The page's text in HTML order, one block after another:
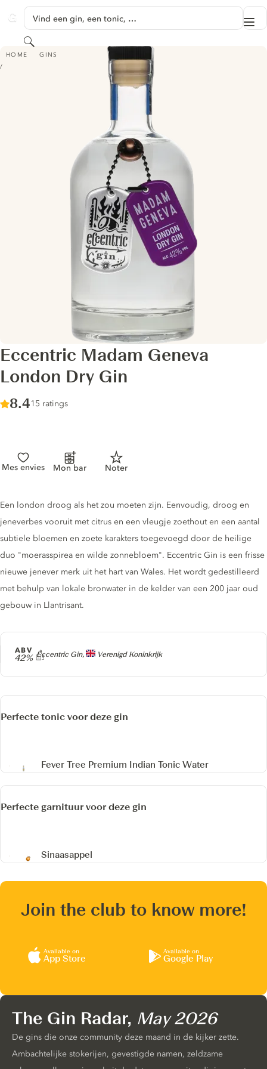
GINVENTORY
Vind een gin, een tonic, …
Zoeken
HOME GINS
ECCENTRIC MADAM GENEVA LONDON DRY GIN
Eccentric Madam Geneva
London Dry Gin
Score :
8.4/ 10
15 ratings
Mes envies Mon bar Noter
Producer
Eccentric Gin, Verenigd Koninkrijk
ABV
42%
Gin description
Een london droog als het zou moeten zijn. Eenvoudig, droog en
jeneverbes vooruit met citrus en een vleugje zoethout en een aantal
subtiele bloemen en zoete karakters toegevoegd door de heilige
duo "moerasspirea en wilde zonnebloem". Eccentric Gin is een frisse
nieuwe jenever merk uit het hart van Wales. Het wordt gedestilleerd
met behulp van lokale bronwater in de kelder van een 200 jaar oud
gebouw in Llantrisant.
Perfecte tonic voor deze gin
Fever Tree Premium Indian Tonic Water
Perfecte garnituur voor deze gin
Sinaasappel
Join the club to know more!
Available on
App Store
Available on
Google Play
The Gin Radar, May 2026
De gins die onze community deze maand in de kijker zette.
Ambachtelijke stokerijen, gevestigde namen, zeldzame